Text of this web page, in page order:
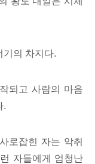
기의 차지다.
되고 사람의 마음
.
로잡힌 자는 악취
자들에게 엄청난